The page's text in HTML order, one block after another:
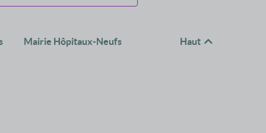
Mairie Hôpitaux-Neufs Haut